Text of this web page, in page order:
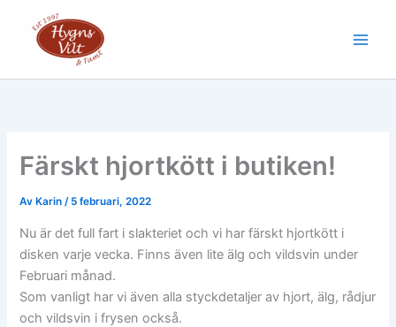
innehåll
Färskt hjortkött i butiken!
Av Karin/ 5 februari, 2022
Nu är det full fart i slakteriet och vi har färskt hjortkött i
disken varje vecka. Finns även lite älg och vildsvin under
Februari månad.
Som vanligt har vi även alla styckdetaljer av hjort, älg, rådjur
och vildsvin i frysen också.